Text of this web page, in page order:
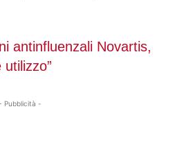
antinfluenzali Novartis,
Pubblicità -